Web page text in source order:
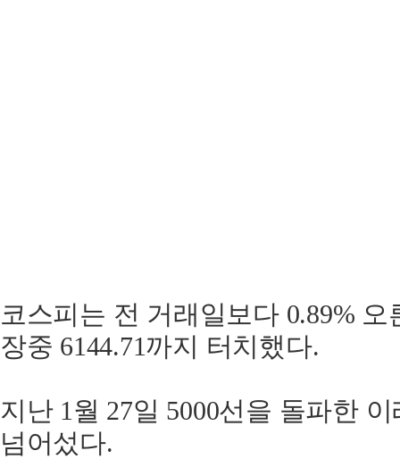
코스피는 전 거래일보다 0.89% 오
장중 6144.71까지 터치했다.
지난 1월 27일 5000선을 돌파한
넘어섰다.